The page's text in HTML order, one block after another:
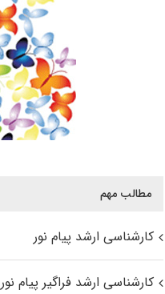
مطالب مهم
کارشناسی ارشد پیام نور
کارشناسی ارشد فراگیر پیام نور